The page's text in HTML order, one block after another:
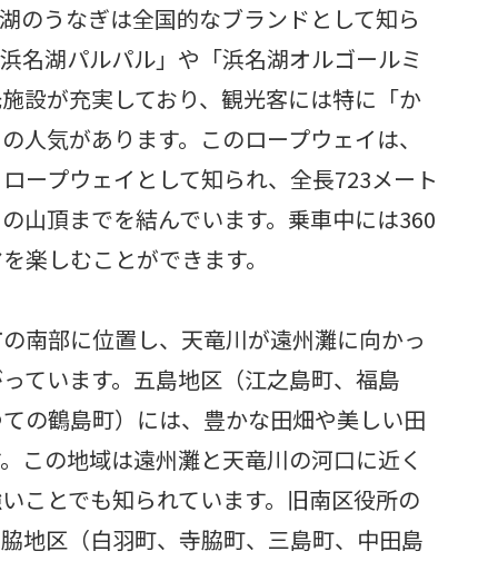
のうなぎは全国的なブランドとして知ら
名湖パルパル」や「浜名湖オルゴールミ
設が充実しており、観光客には特に「か
人気があります。このロープウェイは、
ープウェイとして知られ、全長723メート
山頂までを結んでいます。乗車中には360
楽しむことができます。
南部に位置し、天竜川が遠州灘に向かっ
ています。五島地区（江之島町、福島
の鶴島町）には、豊かな田畑や美しい田
この地域は遠州灘と天竜川の河口に近く
ことでも知られています。旧南区役所の
地区（白羽町、寺脇町、三島町、中田島